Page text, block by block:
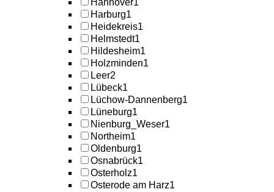
Hannover1
Harburg1
Heidekreis1
Helmstedt1
Hildesheim1
Holzminden1
Leer2
Lübeck1
Lüchow-Dannenberg1
Lüneburg1
Nienburg_Weser1
Northeim1
Oldenburg1
Osnabrück1
Osterholz1
Osterode am Harz1